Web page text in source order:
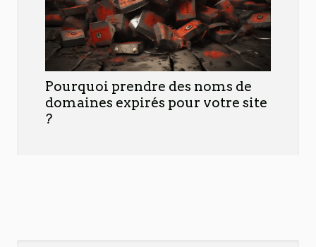
Pourquoi prendre des noms de
domaines expirés pour votre site
?